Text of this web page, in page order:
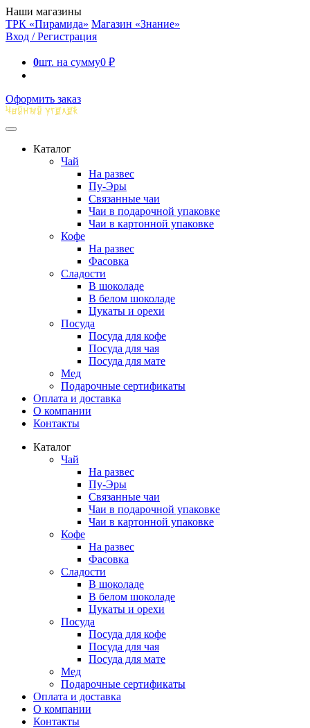
Наши магазины
ТРК «Пирамида» Магазин «Знание»
Вход / Регистрация
0шт. на сумму0 ₽
Оформить заказ
Каталог
Чай
На развес
Пу-Эры
Связанные чаи
Чаи в подарочной упаковке
Чаи в картонной упаковке
Кофе
На развес
Фасовка
Сладости
В шоколаде
В белом шоколаде
Цукаты и орехи
Посуда
Посуда для кофе
Посуда для чая
Посуда для мате
Мед
Подарочные сертификаты
Оплата и доставка
О компании
Контакты
Каталог
Чай
На развес
Пу-Эры
Связанные чаи
Чаи в подарочной упаковке
Чаи в картонной упаковке
Кофе
На развес
Фасовка
Сладости
В шоколаде
В белом шоколаде
Цукаты и орехи
Посуда
Посуда для кофе
Посуда для чая
Посуда для мате
Мед
Подарочные сертификаты
Оплата и доставка
О компании
Контакты